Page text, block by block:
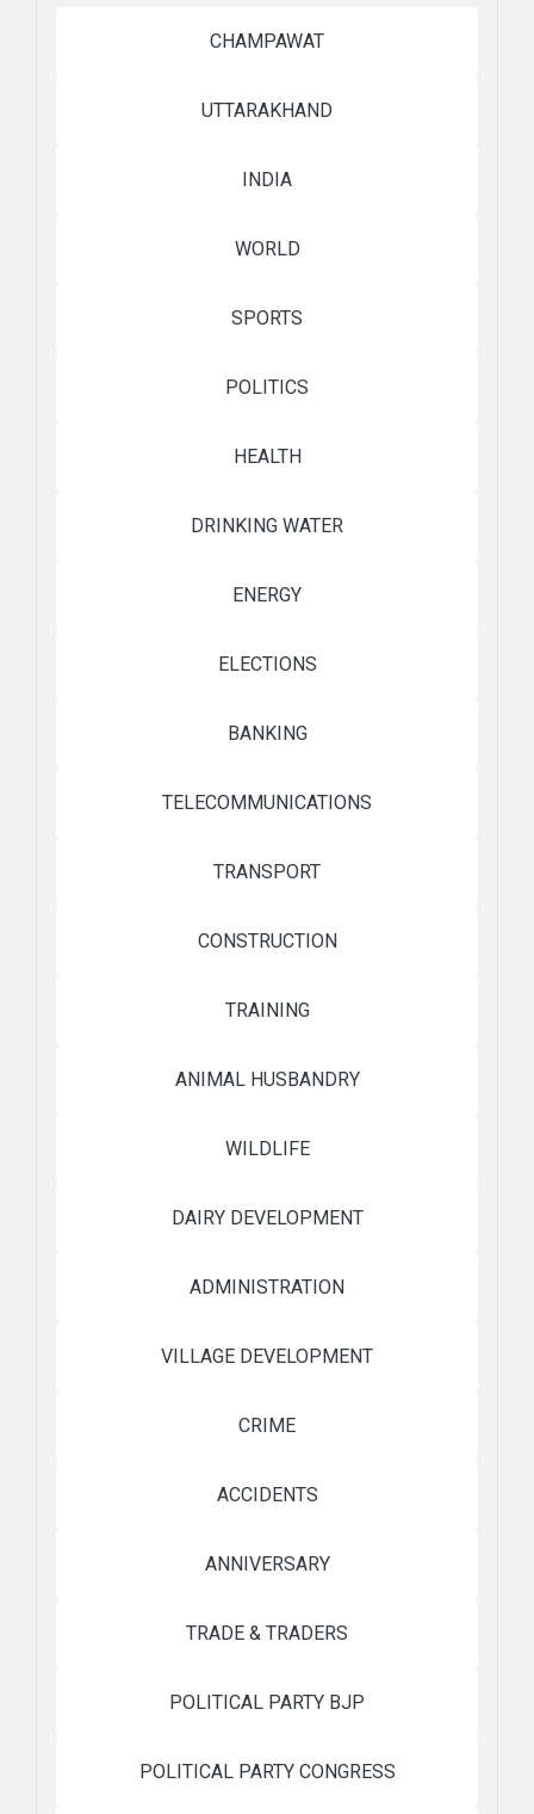
CHAMPAWAT
UTTARAKHAND
INDIA
WORLD
SPORTS
POLITICS
HEALTH
DRINKING WATER
ENERGY
ELECTIONS
BANKING
TELECOMMUNICATIONS
TRANSPORT
CONSTRUCTION
TRAINING
ANIMAL HUSBANDRY
WILDLIFE
DAIRY DEVELOPMENT
ADMINISTRATION
VILLAGE DEVELOPMENT
CRIME
ACCIDENTS
ANNIVERSARY
TRADE & TRADERS
POLITICAL PARTY BJP
POLITICAL PARTY CONGRESS